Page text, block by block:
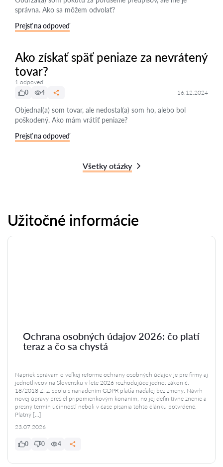
správna. Ako sa môžem odvolať?
Prejsť na odpoveď
Ako získať späť peniaze za nevrátený
tovar?
1 odpoveď
0
4 16.12.2024
Objednal(a) som tovar, ale nedostal(a) som ho, alebo bol
poškodený. Ako mám vrátiť peniaze?
Prejsť na odpoveď
Všetky otázky
Užitočné informácie
Ochrana osobných údajov 2026: čo platí
teraz a čo sa chystá
Napriek správam o veľkej reforme ochrany osobných údajov je pre firmy aj
jednotlivcov na Slovensku v lete 2026 rozhodujúce jedno: zákon č.
18/2018 Z. z. spolu s nariadením GDPR platia naďalej bez zmeny. Návrh
novej úpravy prešiel pripomienkovým konaním, no jej definitívne znenie a
presný termín účinnosti neboli v čase písania tohto článku potvrdené.
Platný […]
23.07.2026
0 0 4